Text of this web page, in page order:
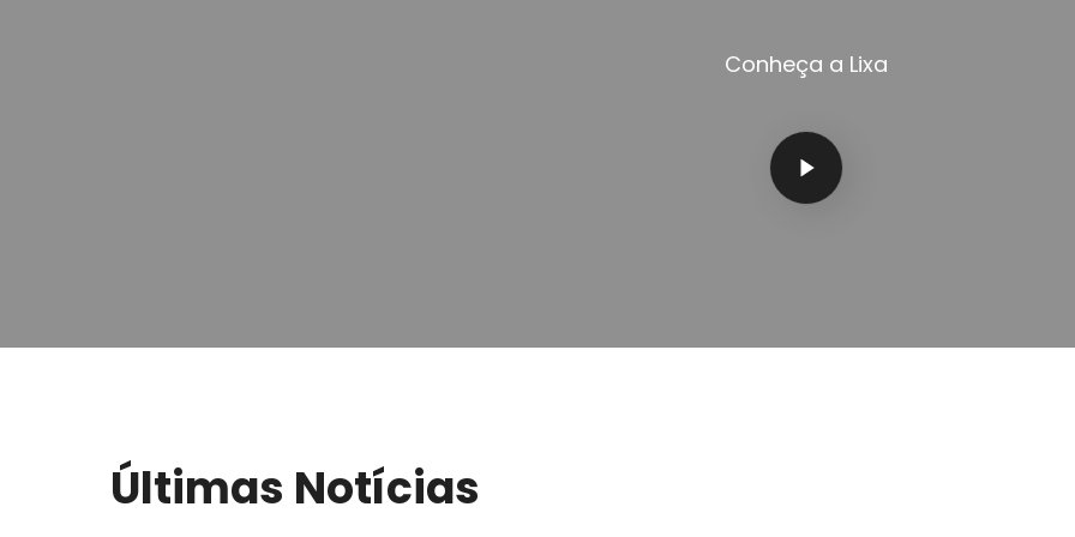
Conheça a Lixa
Últimas Notícias